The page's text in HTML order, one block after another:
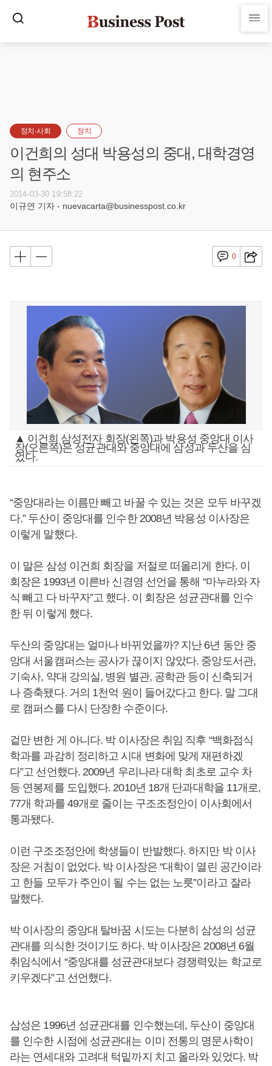
정치·사회 정치
이건희의 성대 박용성의 중대, 대학경영
의 현주소
2014-03-30 19:58:22
이규연 기자 - nuevacarta@businesspost.co.kr
0
▲ 이건희 삼성전자 회장(왼쪽)과 박용성 중앙대 이사
장(오른쪽)은 성균관대와 중앙대에 삼성과 두산을 심
었다.
“중앙대라는 이름만 빼고 바꿀 수 있는 것은 모두 바꾸겠
다.” 두산이 중앙대를 인수한 2008년 박용성 이사장은
이렇게 말했다.
이 말은 삼성 이건희 회장을 저절로 떠올리게 한다. 이
회장은 1993년 이른바 신경영 선언을 통해 “마누라와 자
식 빼고 다 바꾸자”고 했다. 이 회장은 성균관대를 인수
한 뒤 이렇게 했다.
두산의 중앙대는 얼마나 바뀌었을까? 지난 6년 동안 중
앙대 서울캠퍼스는 공사가 끊이지 않았다. 중앙도서관,
기숙사, 약대 강의실, 병원 별관, 공학관 등이 신축되거
나 증축됐다. 거의 1천억 원이 들어갔다고 한다. 말 그대
로 캠퍼스를 다시 단장한 수준이다.
겉만 변한 게 아니다. 박 이사장은 취임 직후 “백화점식
학과를 과감히 정리하고 시대 변화에 맞게 재편하겠
다”고 선언했다. 2009년 우리나라 대학 최초로 교수 차
등 연봉제를 도입했다. 2010년 18개 단과대학을 11개로,
77개 학과를 49개로 줄이는 구조조정안이 이사회에서
통과됐다.
이런 구조조정안에 학생들이 반발했다. 하지만 박 이사
장은 거침이 없었다. 박 이사장은 “대학이 열린 공간이라
고 한들 모두가 주인이 될 수는 없는 노릇”이라고 잘라
말했다.
박 이사장의 중앙대 탈바꿈 시도는 다분히 삼성의 성균
관대를 의식한 것이기도 하다. 박 이사장은 2008년 6월
취임식에서 “중앙대를 성균관대보다 경쟁력있는 학교로
키우겠다”고 선언했다.
삼성은 1996년 성균관대를 인수했는데, 두산이 중앙대
를 인수한 시점에 성균관대는 이미 전통의 명문사학이
라는 연세대와 고려대 턱밑까지 치고 올라와 있었다. 박